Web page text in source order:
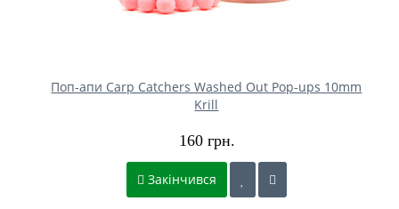
Поп-апи Carp Catchers Washed Out Pop-ups 10mm
Krill
160 грн.
Закінчився